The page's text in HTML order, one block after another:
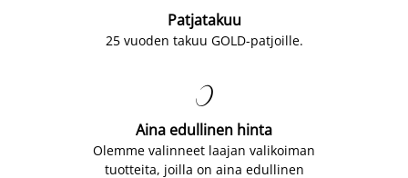
Patjatakuu
25 vuoden takuu GOLD-patjoille.

Aina edullinen hinta
Olemme valinneet laajan valikoiman
tuotteita, joilla on aina edullinen